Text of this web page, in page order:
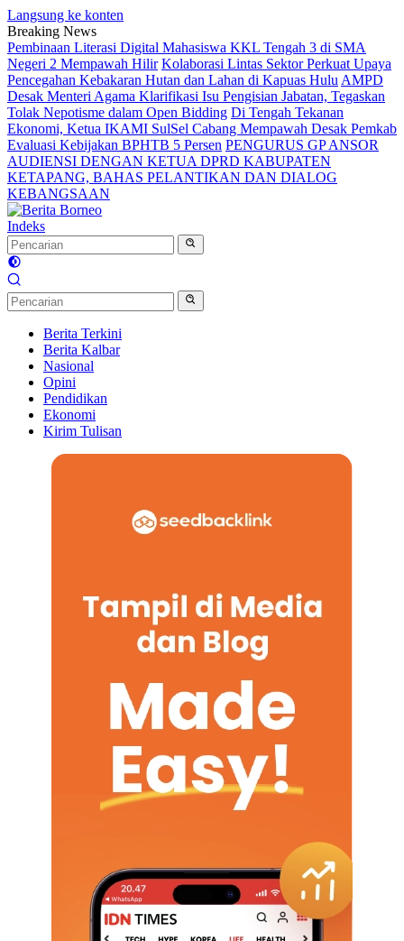
Langsung ke konten
Breaking News
Pembinaan Literasi Digital Mahasiswa KKL Tengah 3 di SMA
Negeri 2 Mempawah Hilir Kolaborasi Lintas Sektor Perkuat Upaya
Pencegahan Kebakaran Hutan dan Lahan di Kapuas Hulu AMPD
Desak Menteri Agama Klarifikasi Isu Pengisian Jabatan, Tegaskan
Tolak Nepotisme dalam Open Bidding Di Tengah Tekanan
Ekonomi, Ketua IKAMI SulSel Cabang Mempawah Desak Pemkab
Evaluasi Kebijakan BPHTB 5 Persen PENGURUS GP ANSOR
AUDIENSI DENGAN KETUA DPRD KABUPATEN
KETAPANG, BAHAS PELANTIKAN DAN DIALOG
KEBANGSAAN
Indeks
Berita Terkini
Berita Kalbar
Nasional
Opini
Pendidikan
Ekonomi
Kirim Tulisan